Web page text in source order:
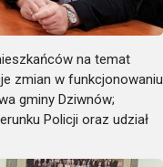
na temat
zmian w funkcjonowaniu
gminy Dziwnów;
Policji oraz udział